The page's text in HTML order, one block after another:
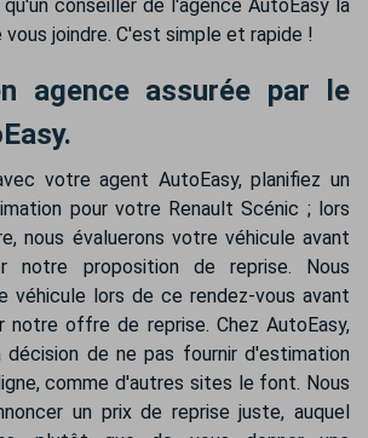
conseiller de l'agence AutoEasy la
joindre. C'est simple et rapide !
agence assurée par le
votre agent AutoEasy, planifiez un
pour votre Renault Scénic ; lors
nous évaluerons votre véhicule avant
notre proposition de reprise. Nous
véhicule lors de ce rendez-vous avant
notre offre de reprise. Chez AutoEasy,
décision de ne pas fournir d'estimation
comme d'autres sites le font. Nous
un prix de reprise juste, auquel